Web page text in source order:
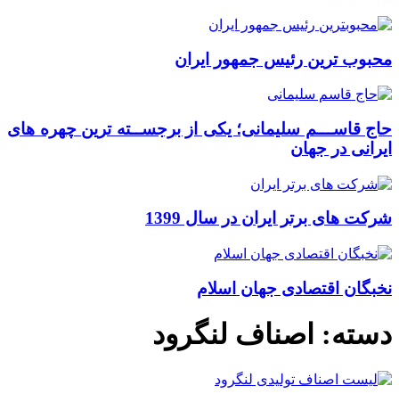
محبوب ترین رئیس جمهور ایران
حاج قاســـم سلیمانی؛ یکی از برجســته ترین چهره های
ایرانی در جهان
شرکت های برتر ایران در سال 1399
نخبگان اقتصادی جهان اسلام
دسته: اصناف لنگرود